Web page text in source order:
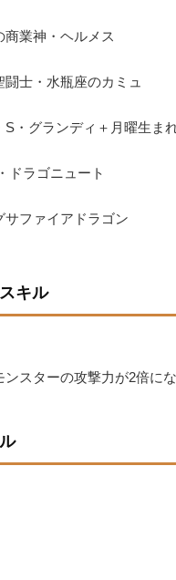
商業神・ヘルメス
闘士・水瓶座のカミュ
S・グランディ＋月曜生ま
ドラゴニュート
サファイアドラゴン
キル
ンスターの攻撃力が2倍に